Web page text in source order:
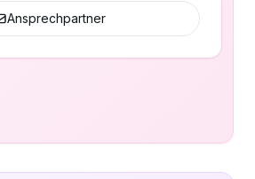
Ansprechpartner